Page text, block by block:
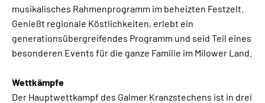
musikalisches Rahmenprogramm im beheizten Festzelt.
Genießt regionale Köstlichkeiten, erlebt ein
generationsübergreifendes Programm und seid Teil eines
besonderen Events für die ganze Familie im Milower Land.
Wettkämpfe
Der Hauptwettkampf des Galmer Kranzstechens ist in drei